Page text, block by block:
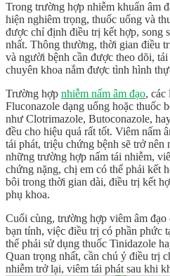
Trong trường hợp nhiễm khuẩn âm
hiện nghiêm trọng, thuốc uống và
được chỉ định điều trị kết hợp, song
nhất. Thông thường, thời gian điều
và người bệnh cần được theo dõi,
chuyên khoa nắm được tình hình
Trường hợp nhiễm nấm âm đạo, các
Fluconazole dạng uống hoặc thuốc
như Clotrimazole, Butoconazole,
đều cho hiệu quả rất tốt. Viêm nấm
tái phát, triệu chứng bệnh sẽ trở
những trường hợp nấm tái nhiễm,
chứng nặng, chị em có thể phải kết
bôi trong thời gian dài, điều trị kết
phụ khoa.
Cuối cùng, trường hợp viêm âm
bạn tính, việc điều trị có phần phức
thể phải sử dụng thuốc Tinidazole
Quan trọng nhất, cần chú ý điều trị
nhiễm trở lại, viêm tái phát sau khi